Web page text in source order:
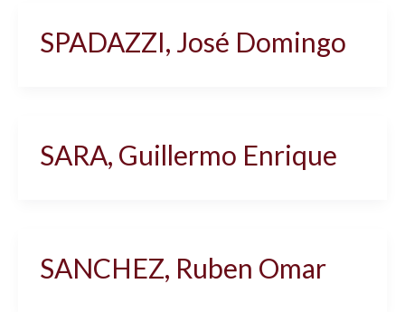
SPADAZZI, José Domingo
SARA, Guillermo Enrique
SANCHEZ, Ruben Omar